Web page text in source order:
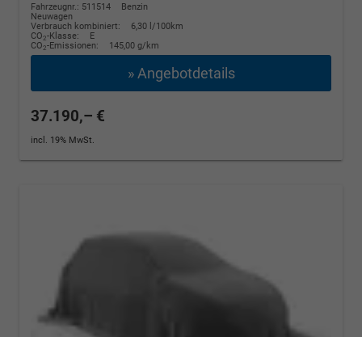
Fahrzeugnr.: 511514
Benzin
Neuwagen
Verbrauch kombiniert:
6,30 l/100km
CO2-Klasse:
E
CO2-Emissionen: 145,00 g/km
» Angebotdetails
37.190,– €
incl. 19% MwSt.